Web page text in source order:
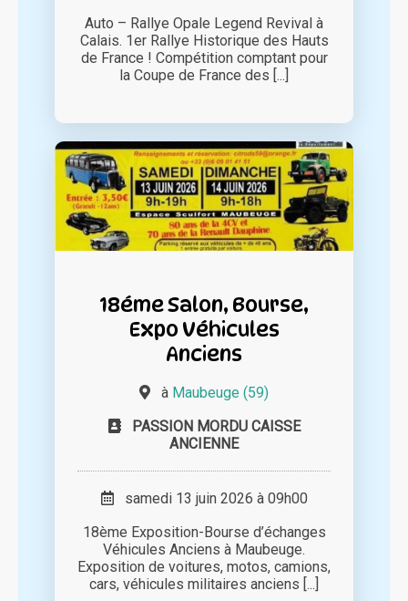
Auto – Rallye Opale Legend Revival à
Calais. 1er Rallye Historique des Hauts
de France ! Compétition comptant pour
la Coupe de France des [...]
18éme Salon, Bourse,
Expo Véhicules
Anciens
à Maubeuge (59)
PASSION MORDU CAISSE
ANCIENNE
samedi 13 juin 2026 à 09h00
18ème Exposition-Bourse d’échanges
Véhicules Anciens à Maubeuge.
Exposition de voitures, motos, camions,
cars, véhicules militaires anciens [...]